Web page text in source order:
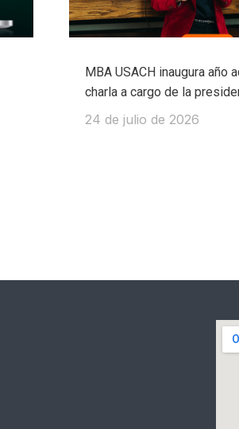
MBA USACH inaugura año
charla a cargo de la
24 de julio de 2026